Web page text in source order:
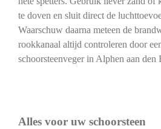
te doven en sluit direct de
Waarschuw daarna meteen de
rookkanaal altijd controleren door
schoorsteenveger in Alphen aan den
Alles voor uw schoorsteen